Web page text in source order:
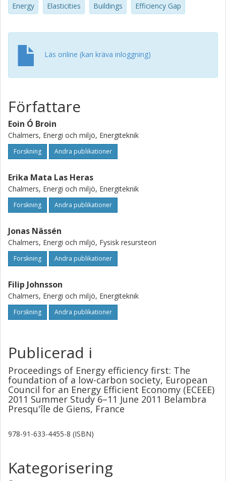
economic potential for energy efficiency.
Energy Elasticities Buildings Efficiency Gap
Läs online (kan kräva inloggning)
Författare
Eoin Ó Broin
Chalmers, Energi och miljö, Energiteknik
Forskning Andra publikationer
Erika Mata Las Heras
Chalmers, Energi och miljö, Energiteknik
Forskning Andra publikationer
Jonas Nässén
Chalmers, Energi och miljö, Fysisk resursteori
Forskning Andra publikationer
Filip Johnsson
Chalmers, Energi och miljö, Energiteknik
Forskning Andra publikationer
Publicerad i
Proceedings of Energy efficiency first: The
foundation of a low-carbon society, European
Council for an Energy Efficient Economy (ECEEE)
2011 Summer Study 6–11 June 2011 Belambra
Presqu'île de Giens, France
978-91-633-4455-8 (ISBN)
Kategorisering